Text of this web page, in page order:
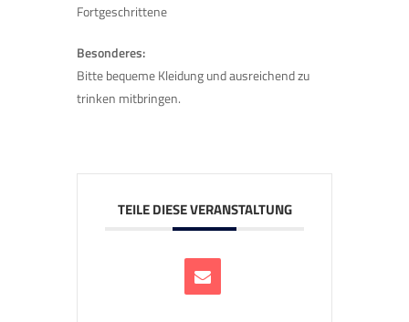
Fortgeschrittene
Besonderes:
Bitte bequeme Kleidung und ausreichend zu
trinken mitbringen.
TEILE DIESE VERANSTALTUNG